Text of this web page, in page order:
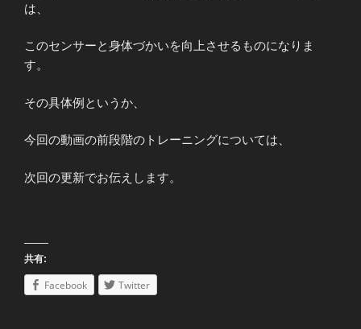
は、
このセンサーと身体づかいを向上させるものになりま
す。
その具体例というか、
今回の動画の前段階のトレーニングについては、
次回の更新でお伝えします。
共有:
Facebook Twitter